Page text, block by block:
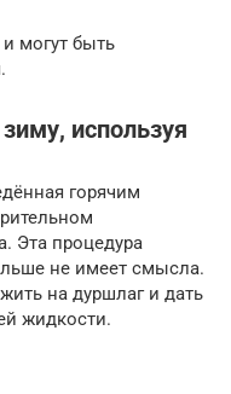
могут быть
используя
горячим
Эта процедура
не имеет смысла.
на дуршлаг и дать
жидкости.